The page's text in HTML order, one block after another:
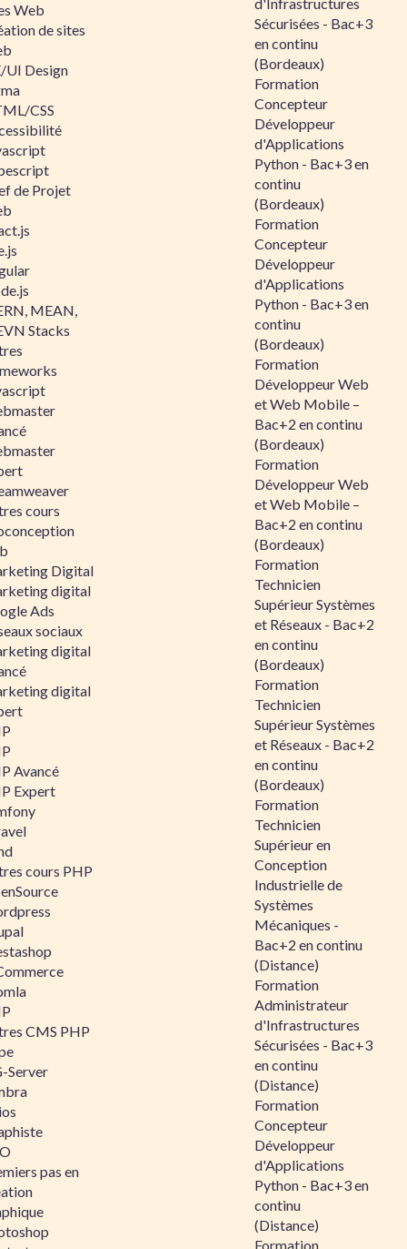
Web
de sites
UI Design
CSS
de Projet
MEAN,
Stacks
cours
Digital
digital
Ads
sociaux
digital
digital
Avancé
Expert
cours PHP
CMS PHP
Server
pas en
Sécurisées - Bac+3
en continu
(Bordeaux)
Formation
Concepteur
Développeur
d'Applications
Python - Bac+3 en
continu
(Bordeaux)
Formation
Concepteur
Développeur
d'Applications
Python - Bac+3 en
continu
(Bordeaux)
Formation
Développeur Web
et Web Mobile –
Bac+2 en continu
(Bordeaux)
Formation
Développeur Web
et Web Mobile –
Bac+2 en continu
(Bordeaux)
Formation
Technicien
Supérieur Systèmes
et Réseaux - Bac+2
en continu
(Bordeaux)
Formation
Technicien
Supérieur Systèmes
et Réseaux - Bac+2
en continu
(Bordeaux)
Formation
Technicien
Supérieur en
Conception
Industrielle de
Systèmes
Mécaniques -
Bac+2 en continu
(Distance)
Formation
Administrateur
d'Infrastructures
Sécurisées - Bac+3
en continu
(Distance)
Formation
Concepteur
Développeur
d'Applications
Python - Bac+3 en
continu
(Distance)
Formation